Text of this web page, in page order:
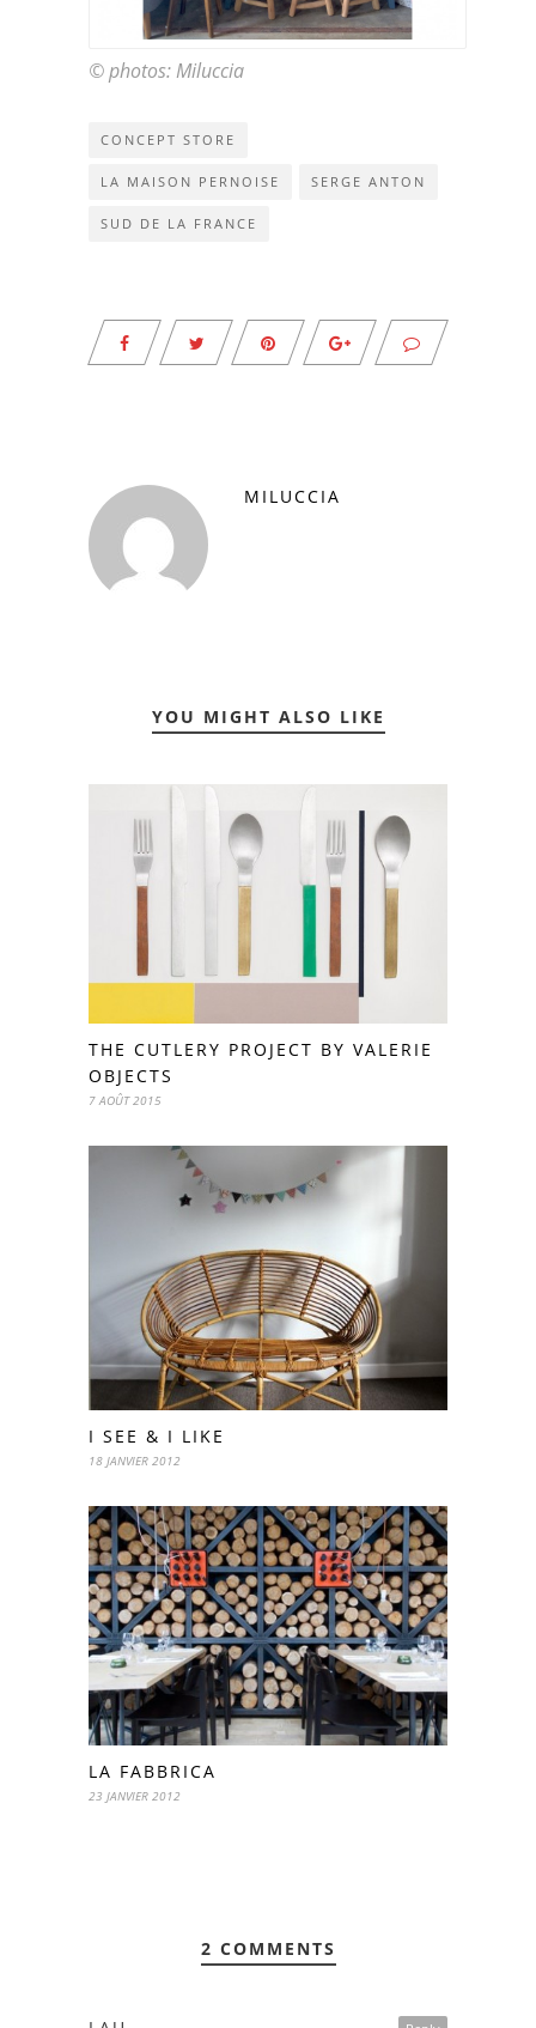
© photos: Miluccia
CONCEPT STORE
LA MAISON PERNOISE SERGE ANTON
SUD DE LA FRANCE
MILUCCIA
YOU MIGHT ALSO LIKE
THE CUTLERY PROJECT BY VALERIE
OBJECTS
7 AOÛT 2015
I SEE & I LIKE
18 JANVIER 2012
LA FABBRICA
23 JANVIER 2012
2 COMMENTS